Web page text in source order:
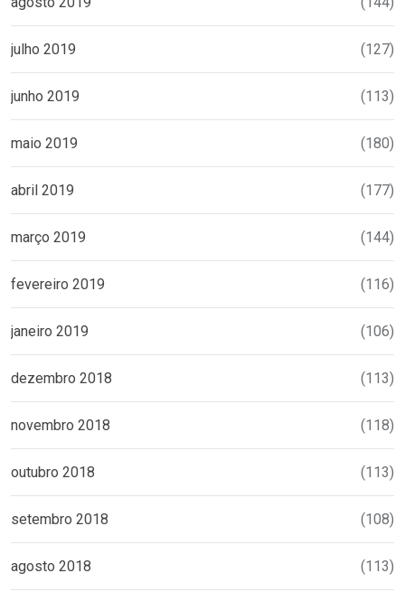
julho 2019 (127)
junho 2019 (113)
maio 2019 (180)
abril 2019 (177)
março 2019 (144)
fevereiro 2019 (116)
janeiro 2019 (106)
dezembro 2018 (113)
novembro 2018 (118)
outubro 2018 (113)
setembro 2018 (108)
agosto 2018 (113)